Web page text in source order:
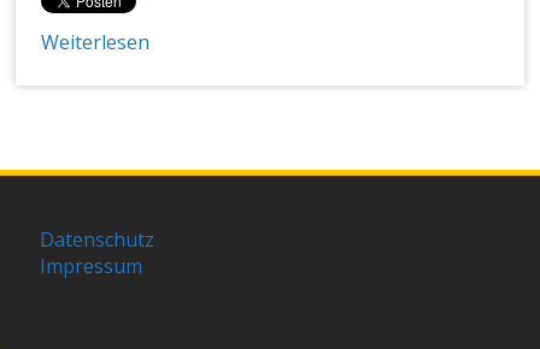
Weiterlesen
Datenschutz
Impressum